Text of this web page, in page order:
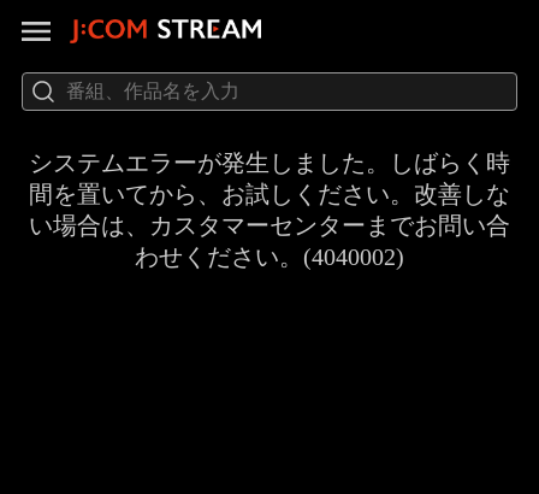
システムエラーが発生しました。しばらく時
間を置いてから、お試しください。改善しな
い場合は、カスタマーセンターまでお問い合
わせください。(4040002)